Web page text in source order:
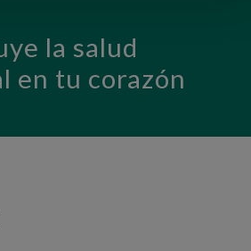
la salud
en tu corazón